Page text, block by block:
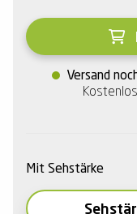
Versand
Mit Sehstärke